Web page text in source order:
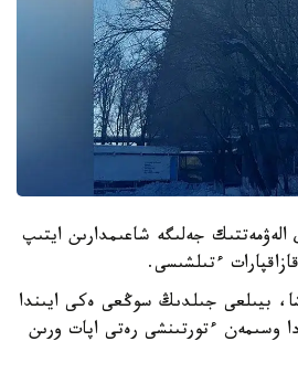
الەۋمەتتىك جەلىگە شاعىمدارىن ايتىپ
ءتىلشىسى.
بيىلعى جىلدىڭ سوڭعى ەكى ايىندا
وسىمەن ءتورتىنشى رەتى اپات ورىن